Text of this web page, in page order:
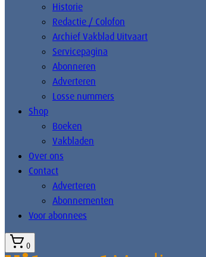
Historie
Redactie / Colofon
Archief Vakblad Uitvaart
Servicepagina
Abonneren
Adverteren
Losse nummers
Shop
Boeken
Vakbladen
Over ons
Contact
Adverteren
Abonnementen
Voor abonnees
0